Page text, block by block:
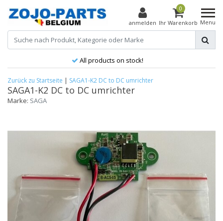
anmelden
0
Ihr Warenkorb Menu
All products on stock!
Zurück zu Startseite | SAGA1-K2 DC to DC umrichter
SAGA1-K2 DC to DC umrichter
Marke: SAGA